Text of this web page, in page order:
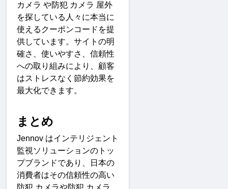
カメラ や防犯 カメラ 屋外
を探している人々に本当に
使えるクーポンコードを提
供しています。サイトの明
確さ、使いやすさ、信頼性
への取り組みにより、顧客
はストレスなく節約効果を
最大化できます。
まとめ
Jennov はインテリジェント
監視ソリューションのトッ
プブランドであり、日本の
消費者はその信頼性の高い
防犯 カメラや防犯 カメラ